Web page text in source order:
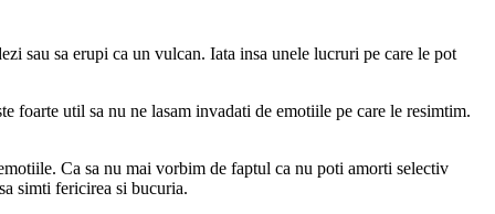
sau sa erupi ca un vulcan. Iata insa unele lucruri pe care le pot
foarte util sa nu ne lasam invadati de emotiile pe care le resimtim.
Ca sa nu mai vorbim de faptul ca nu poti amorti selectiv
simti fericirea si bucuria.